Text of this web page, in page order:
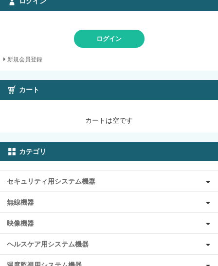
ログイン
新規会員登録
カート
カートは空です
カテゴリ
セキュリティ用システム機器
無線機器
映像機器
ヘルスケア用システム機器